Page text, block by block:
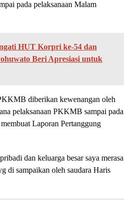
pada pelaksanaan Malam
HUT Korpri ke-54 dan
Beri Apresiasi untuk
diberikan kewenangan oleh
pelaksanaan PKKMB sampai pada
Laporan Pertanggung
dan keluarga besar saya merasa
di sampaikan oleh saudara Haris